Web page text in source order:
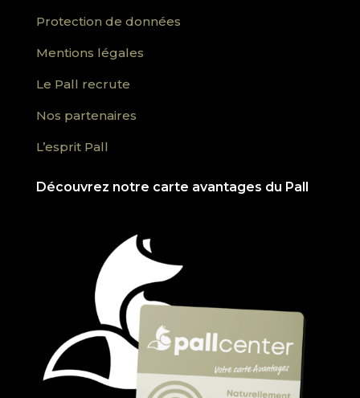
Protection de données
Mentions légales
Le Pall recrute
Nos partenaires
L’esprit Pall
Découvrez notre carte avantages du Pall